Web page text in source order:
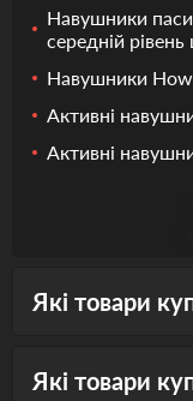
Навушники
середній
Навушники
Активні
Активні
Які товари
Які товари